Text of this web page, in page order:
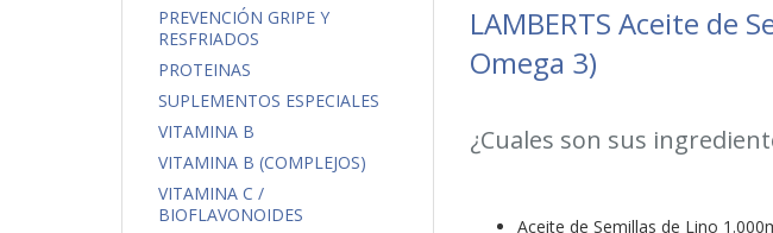
PREVENCIÓN GRIPE Y
RESFRIADOS
PROTEINAS
SUPLEMENTOS ESPECIALES
VITAMINA B
VITAMINA B (COMPLEJOS)
VITAMINA C /
BIOFLAVONOIDES
LAMBERTS Aceite de
Omega 3)
¿Cuales son sus
Aceite de Semillas de Lino